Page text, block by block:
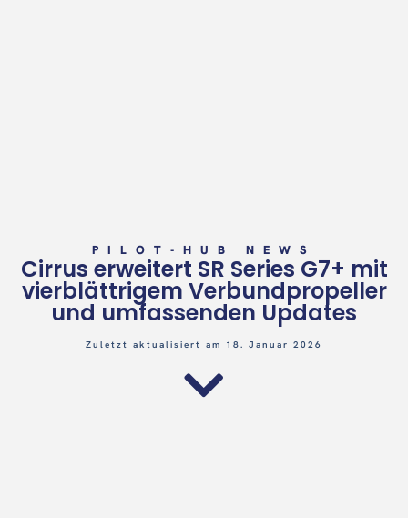
PILOT-HUB NEWS
Cirrus erweitert SR Series G7+ mit
vierblättrigem Verbundpropeller
und umfassenden Updates
Zuletzt aktualisiert am 18. Januar 2026